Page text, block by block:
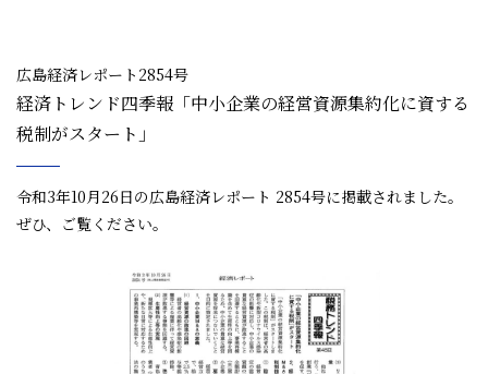
広島経済レポート2854号
経済トレンド四季報「中小企業の経営資源集約化に資する
税制がスタート」
令和3年10月26日の広島経済レポート 2854号に掲載されました。
ぜひ、ご覧ください。